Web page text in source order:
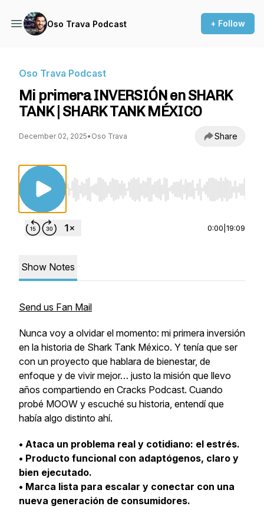
Oso Trava Podcast + Follow
Oso Trava Podcast
Mi primera INVERSIÓN en SHARK
TANK | SHARK TANK MÉXICO
December 02, 2025• Oso Trava Share
Use Left/Right to seek, Home/End to jump to
0:00 19:09
Show Notes
Send us Fan Mail
Nunca voy a olvidar el momento: mi primera inversión
en la historia de Shark Tank México. Y tenía que ser
con un proyecto que hablara de bienestar, de
enfoque y de vivir mejor… justo la misión que llevo
años compartiendo en Cracks Podcast. Cuando
probé MOOW y escuché su historia, entendí que
había algo distinto ahí.
• Ataca un problema real y cotidiano: el estrés.
• Producto funcional con adaptógenos, claro y
bien ejecutado.
• Marca lista para escalar y conectar con una
nueva generación de consumidores.